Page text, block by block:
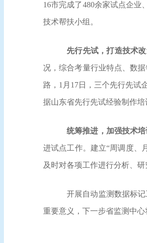
16市完成了480余家试点企业、
技术帮扶小组。
先行先试，打造技术改
况，综合考量行业特点、数
路， 1 月 17日，三个先行先试
据山东省先行先试经验制作
统筹推进，加强技术
进试点工作。建立“周调度、
及时对各项工作进行分析、
开展自动监测数据标
重要意义，下一步省监测中